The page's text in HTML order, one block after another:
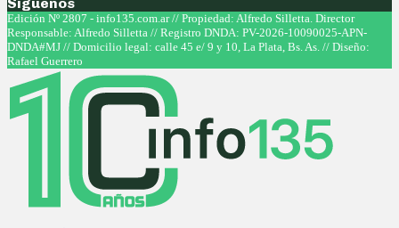
Síguenos
Facebook
Twitter
Instagram
Youtube
Edición Nº 2807 - info135.com.ar // Propiedad: Alfredo Silletta. Director
Responsable: Alfredo Silletta // Registro DNDA: PV-2026-10090025-APN-
DNDA#MJ // Domicilio legal: calle 45 e/ 9 y 10, La Plata, Bs. As. // Diseño:
Rafael Guerrero